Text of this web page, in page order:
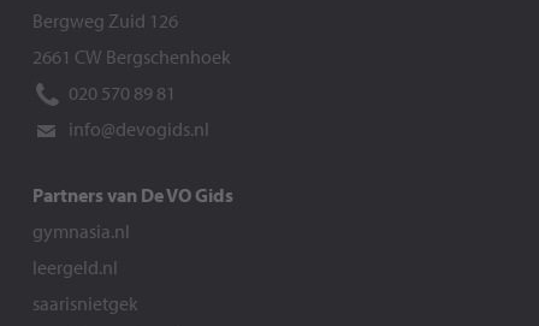
Bergweg Zuid 126
2661 CW Bergschenhoek
020 570 89 81
info@devogids.nl
Partners van De VO Gids
gymnasia.nl
leergeld.nl
saarisnietgek